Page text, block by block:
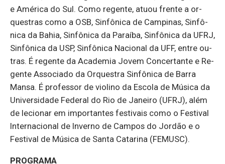
e Amé­rica do Sul. Como re­gente, atuou frente a or­
ques­tras como a OSB, Sinfô­nica de Cam­pinas, Sinfô­
nica da Bahia, Sinfô­nica da Pa­raíba, Sinfô­nica da UFRJ,
Sinfô­nica da USP, Sinfô­nica Na­ci­onal da UFF, entre ou­
tras. É re­gente da Aca­demia Jovem Con­cer­tante e Re­
gente As­so­ciado da Or­questra Sinfô­nica de Barra
Mansa. É pro­fessor de vi­o­lino da Es­cola de Mú­sica da
Uni­ver­si­dade Fe­deral do Rio de Ja­neiro (UFRJ), além
de le­ci­onar em im­por­tantes fes­ti­vais como o Fes­tival
In­ter­na­ci­onal de In­verno de Campos do Jordão e o
Fes­tival de Mú­sica de Santa Ca­ta­rina (FE­MUSC).
PRO­GRAMA